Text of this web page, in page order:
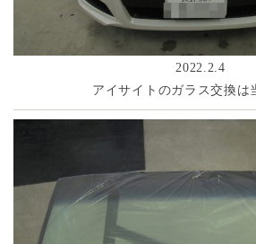
2022.2.4
アイサイトのガラス交換は